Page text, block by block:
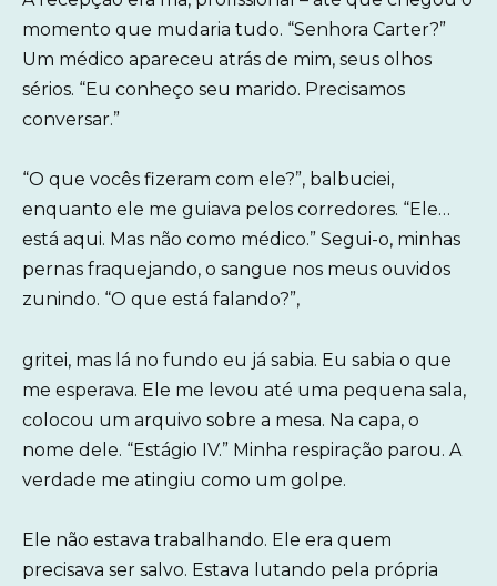
momento que mudaria tudo. “Senhora Carter?”
Um médico apareceu atrás de mim, seus olhos
sérios. “Eu conheço seu marido. Precisamos
conversar.”
“O que vocês fizeram com ele?”, balbuciei,
enquanto ele me guiava pelos corredores. “Ele…
está aqui. Mas não como médico.” Segui-o, minhas
pernas fraquejando, o sangue nos meus ouvidos
zunindo. “O que está falando?”,
gritei, mas lá no fundo eu já sabia. Eu sabia o que
me esperava. Ele me levou até uma pequena sala,
colocou um arquivo sobre a mesa. Na capa, o
nome dele. “Estágio IV.” Minha respiração parou. A
verdade me atingiu como um golpe.
Ele não estava trabalhando. Ele era quem
precisava ser salvo. Estava lutando pela própria